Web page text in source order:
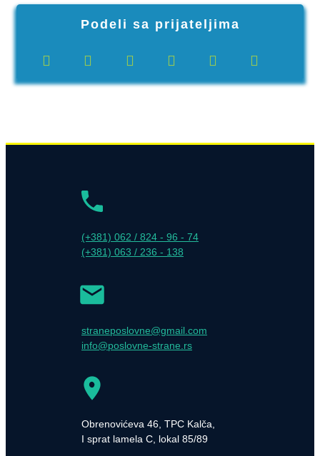
Podeli sa prijateljima
(+381) 062 / 824 - 96 - 74
(+381) 063 / 236 - 138
straneposlovne@gmail.com
info@poslovne-strane.rs
Obrenovićeva 46, TPC Kalča,
I sprat lamela C, lokal 85/89